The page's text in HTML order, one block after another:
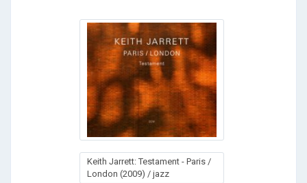
Keith Jarrett: Testament - Paris /
London (2009) / jazz